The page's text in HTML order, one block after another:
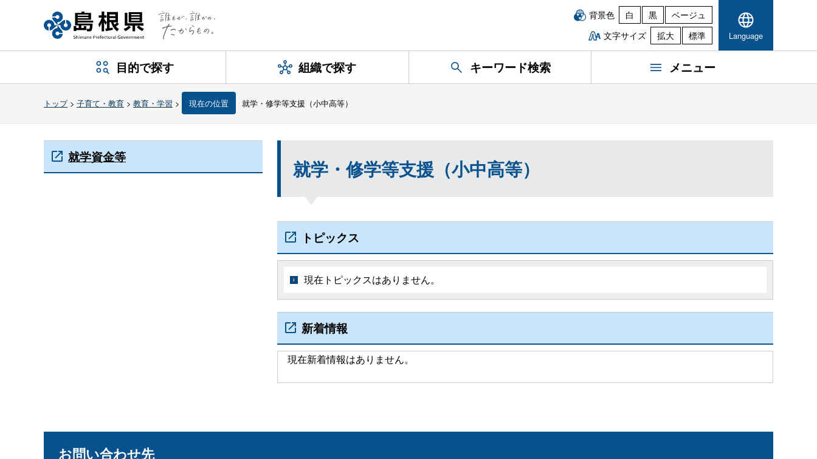
背景色 白 黒
ベージュ
文字サイズ
拡大 標準 Language
目的で探す 組織で探す キーワード検索 メニュー
トップ> 子育て・教育 > 教育・学習 > 現在の位置 就学・修学等支援（小中高等）
就学・修学等支援（小中高等）
トピックス
現在トピックスはありません。
新着情報
現在新着情報はありません。
就学資金等
お問い合わせ先